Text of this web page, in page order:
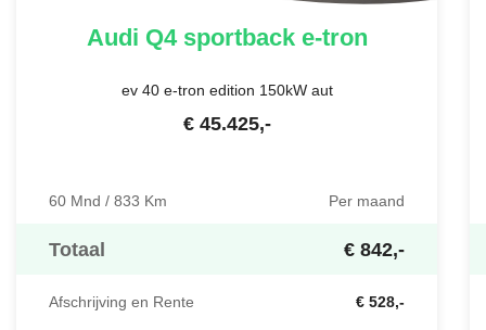
Audi Q4 sportback e-tron
ev 40 e-tron edition 150kW aut
€ 45.425,-
60 Mnd / 833 Km Per maand
Totaal € 842,-
Afschrijving en Rente € 528,-